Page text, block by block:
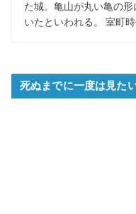
た城。亀山が丸い亀の
いたといわれる。 室町
死ぬまでに一度は見た